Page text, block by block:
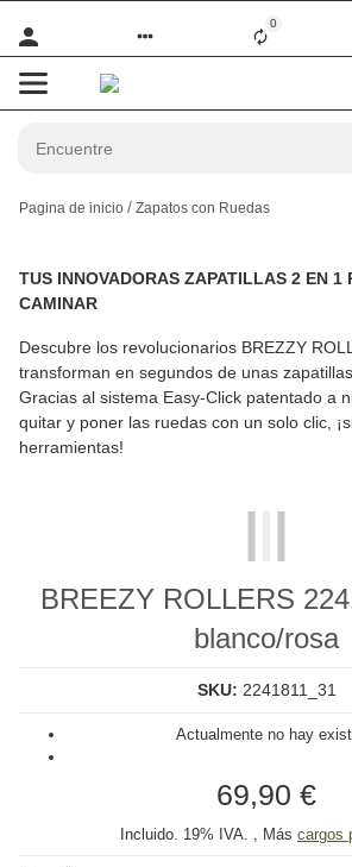
0
Pagina de inicio Zapatos con Ruedas
TUS INNOVADORAS ZAPATILLAS 2 EN 1
CAMINAR
Descubre los revolucionarios BREZZY
transforman en segundos de unas
Gracias al sistema Easy-Click patentado a
quitar y poner las ruedas con un solo clic,
herramientas!
BREEZY ROLLERS
blanco/rosa
SKU: 2241811_31
Actualmente no hay
69,90 €
Incluido. 19% IVA. , Más cargos